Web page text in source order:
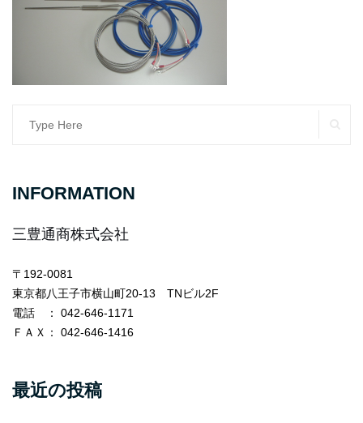
Search
INFORMATION
三豊通商株式会社
〒192-0081
東京都八王子市横山町20-13 TNビル2F
電話
： 042-646-1171
ＦＡＸ ： 042-646-1416
最近の投稿